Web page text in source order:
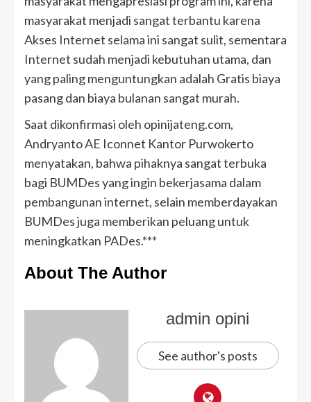
masyarakat menjadi sangat terbantu karena
Akses Internet selama ini sangat sulit, sementara
Internet sudah menjadi kebutuhan utama, dan
yang paling menguntungkan adalah Gratis biaya
pasang dan biaya bulanan sangat murah.
Saat dikonfirmasi oleh opinijateng.com,
Andryanto AE Iconnet Kantor Purwokerto
menyatakan, bahwa pihaknya sangat terbuka
bagi BUMDes yang ingin bekerjasama dalam
pembangunan internet, selain memberdayakan
BUMDes juga memberikan peluang untuk
meningkatkan PADes.***
About The Author
admin opini
See author's posts